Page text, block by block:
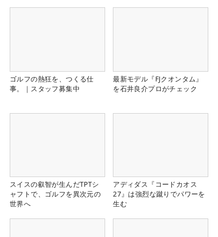
ゴルフの熱狂を、つくる仕
事。｜スタッフ募集中
最新モデル『FJクオンタム』
を石井良介プロがチェック
スイスの叡智が生んだTPTシ
ャフトで、ゴルフを異次元の
世界へ
アディダス『コードカオス
27』は強烈な蹴りでパワーを
生む